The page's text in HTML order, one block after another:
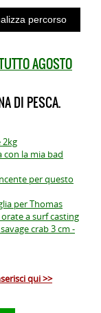
AGOSTO
DI PESCA.
2kg
con la mia bad
per questo
per Thomas
a surf casting
crab 3 cm -
qui >>